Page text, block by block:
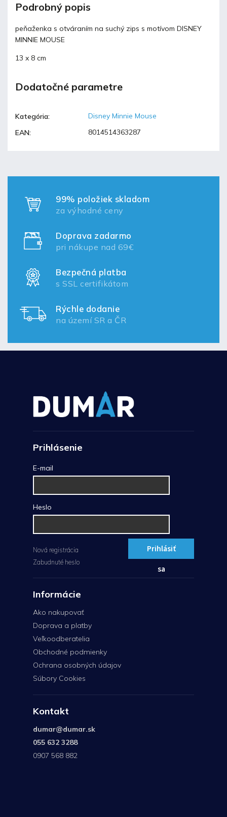
Podrobný popis
peňaženka s otváraním na suchý zips s motívom DISNEY
MINNIE MOUSE
13 x 8 cm
Dodatočné parametre
Kategória:
Disney Minnie Mouse
EAN: 8014514363287
99% položiek skladom
za výhodné ceny
Doprava zadarmo
pri nákupe nad 69€
Bezpečná platba
s SSL certifikátom
Rýchle dodanie
na území SR a ČR
Prihlásenie
E-mail
Heslo
Prihlásiť
sa
Nová registrácia
Zabudnuté heslo
Informácie
Ako nakupovať
Doprava a platby
Veľkoodberatelia
Obchodné podmienky
Ochrana osobných údajov
Súbory Cookies
Kontakt
dumar@dumar.sk
055 632 3288
0907 568 882